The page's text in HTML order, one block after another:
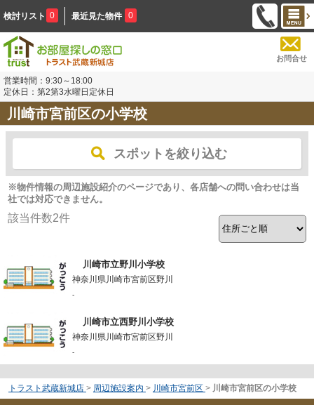
検討リスト 0 最近見た物件 0
お問合せ
営業時間：9:30～18:00
定休日：第2第3水曜日定休日
川崎市宮前区の小学校
スポットを絞り込む
※物件情報の周辺施設紹介のページであり、各店舗への問い合わせは当
社では対応できません。
該当件数2件
川崎市立野川小学校
神奈川県川崎市宮前区野川
-
川崎市立西野川小学校
神奈川県川崎市宮前区野川
-
トラスト武蔵新城店 > 周辺施設案内 > 川崎市宮前区 > 川崎市宮前区の小学校